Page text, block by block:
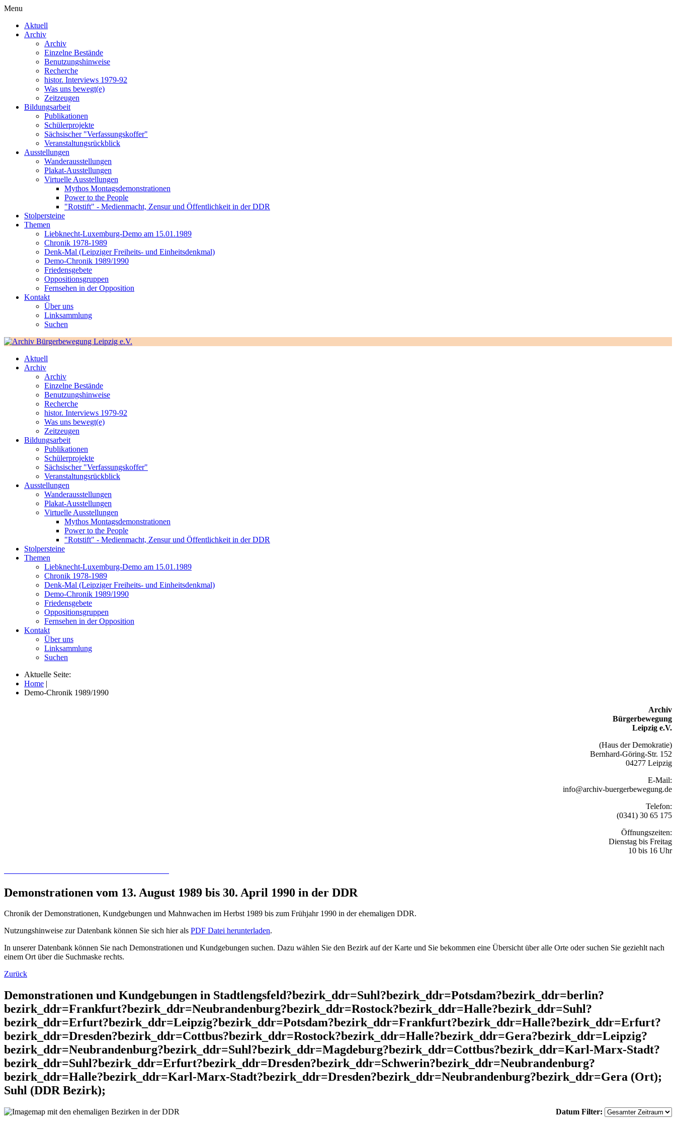
Menu
Aktuell
Archiv
Archiv
Einzelne Bestände
Benutzungshinweise
Recherche
histor. Interviews 1979-92
Was uns bewegt(e)
Zeitzeugen
Bildungsarbeit
Publikationen
Schülerprojekte
Sächsischer "Verfassungskoffer"
Veranstaltungsrückblick
Ausstellungen
Wanderausstellungen
Plakat-Ausstellungen
Virtuelle Ausstellungen
Mythos Montagsdemonstrationen
Power to the People
"Rotstift" - Medienmacht, Zensur und Öffentlichkeit in der DDR
Stolpersteine
Themen
Liebknecht-Luxemburg-Demo am 15.01.1989
Chronik 1978-1989
Denk-Mal (Leipziger Freiheits- und Einheitsdenkmal)
Demo-Chronik 1989/1990
Friedensgebete
Oppositionsgruppen
Fernsehen in der Opposition
Kontakt
Über uns
Linksammlung
Suchen
Aktuell
Archiv
Archiv
Einzelne Bestände
Benutzungshinweise
Recherche
histor. Interviews 1979-92
Was uns bewegt(e)
Zeitzeugen
Bildungsarbeit
Publikationen
Schülerprojekte
Sächsischer "Verfassungskoffer"
Veranstaltungsrückblick
Ausstellungen
Wanderausstellungen
Plakat-Ausstellungen
Virtuelle Ausstellungen
Mythos Montagsdemonstrationen
Power to the People
"Rotstift" - Medienmacht, Zensur und Öffentlichkeit in der DDR
Stolpersteine
Themen
Liebknecht-Luxemburg-Demo am 15.01.1989
Chronik 1978-1989
Denk-Mal (Leipziger Freiheits- und Einheitsdenkmal)
Demo-Chronik 1989/1990
Friedensgebete
Oppositionsgruppen
Fernsehen in der Opposition
Kontakt
Über uns
Linksammlung
Suchen
Aktuelle Seite:
Home |
Demo-Chronik 1989/1990
Archiv
Bürgerbewegung
Leipzig e.V.
(Haus der Demokratie)
Bernhard-Göring-Str. 152
04277 Leipzig
E-Mail:
info@archiv-buergerbewegung.de
Telefon:
(0341) 30 65 175
Öffnungszeiten:
Dienstag bis Freitag
10 bis 16 Uhr
Demonstrationen vom 13. August 1989 bis 30. April 1990 in der DDR
Chronik der Demonstrationen, Kundgebungen und Mahnwachen im Herbst 1989 bis zum Frühjahr 1990 in der ehemaligen DDR.
Nutzungshinweise zur Datenbank können Sie sich hier als PDF Datei herunterladen.
In unserer Datenbank können Sie nach Demonstrationen und Kundgebungen suchen. Dazu wählen Sie den Bezirk auf der Karte und Sie bekommen eine Übersicht über alle Orte oder suchen Sie geziehlt nach
einem Ort über die Suchmaske rechts.
Zurück
Demonstrationen und Kundgebungen in Stadtlengsfeld?bezirk_ddr=Suhl?bezirk_ddr=Potsdam?bezirk_ddr=berlin?
bezirk_ddr=Frankfurt?bezirk_ddr=Neubrandenburg?bezirk_ddr=Rostock?bezirk_ddr=Halle?bezirk_ddr=Suhl?
bezirk_ddr=Erfurt?bezirk_ddr=Leipzig?bezirk_ddr=Potsdam?bezirk_ddr=Frankfurt?bezirk_ddr=Halle?bezirk_ddr=Erfurt?
bezirk_ddr=Dresden?bezirk_ddr=Cottbus?bezirk_ddr=Rostock?bezirk_ddr=Halle?bezirk_ddr=Gera?bezirk_ddr=Leipzig?
bezirk_ddr=Neubrandenburg?bezirk_ddr=Suhl?bezirk_ddr=Magdeburg?bezirk_ddr=Cottbus?bezirk_ddr=Karl-Marx-Stadt?
bezirk_ddr=Suhl?bezirk_ddr=Erfurt?bezirk_ddr=Dresden?bezirk_ddr=Schwerin?bezirk_ddr=Neubrandenburg?
bezirk_ddr=Halle?bezirk_ddr=Karl-Marx-Stadt?bezirk_ddr=Dresden?bezirk_ddr=Neubrandenburg?bezirk_ddr=Gera (Ort);
Suhl (DDR Bezirk);
Datum Filter: